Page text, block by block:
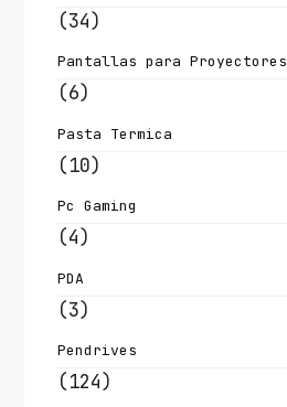
(34)
Pantallas para Proyectores
(6)
Pasta Termica
(10)
Pc Gaming
(4)
PDA
(3)
Pendrives
(124)